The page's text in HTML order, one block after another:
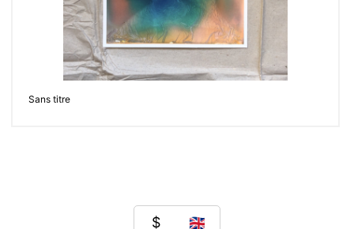
Sans titre